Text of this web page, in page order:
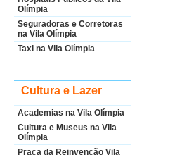
Olímpia
Seguradoras e Corretoras
na Vila Olímpia
Taxi na Vila Olímpia
Cultura e Lazer
Academias na Vila Olímpia
Cultura e Museus na Vila
Olímpia
Praça da Reinvenção Vila